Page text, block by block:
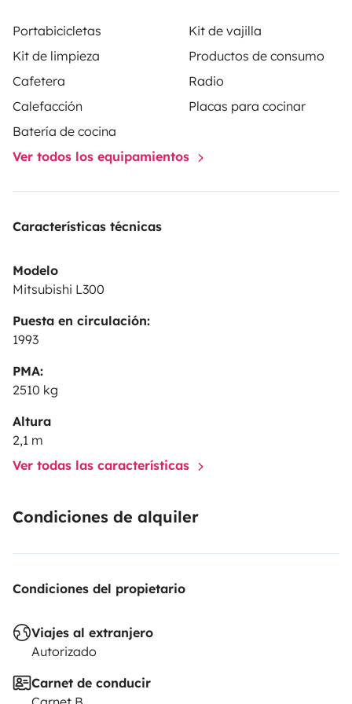
Portabicicletas
Kit de vajilla
Kit de limpieza
Productos de consumo
Cafetera
Radio
Calefacción
Placas para cocinar
Batería de cocina
Ver todos los equipamientos
Características técnicas
Modelo
Mitsubishi L300
Puesta en circulación:
1993
PMA:
2510 kg
Altura
2,1 m
Ver todas las características
Condiciones de alquiler
Condiciones del propietario
Viajes al extranjero
Autorizado
Carnet de conducir